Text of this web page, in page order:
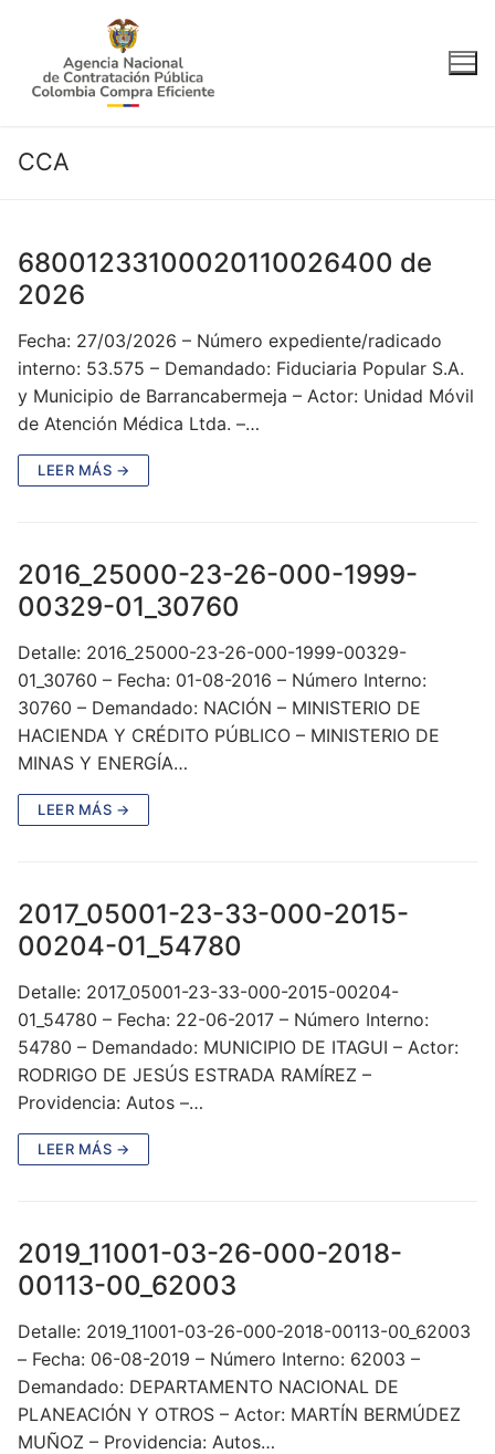
contenido
CCA
68001233100020110026400 de
2026
Fecha: 27/03/2026 – Número expediente/radicado
interno: 53.575 – Demandado: Fiduciaria Popular S.A.
y Municipio de Barrancabermeja – Actor: Unidad Móvil
de Atención Médica Ltda. –…
LEER MÁS →
2016_25000-23-26-000-1999-
00329-01_30760
Detalle: 2016_25000-23-26-000-1999-00329-
01_30760 – Fecha: 01-08-2016 – Número Interno:
30760 – Demandado: NACIÓN – MINISTERIO DE
HACIENDA Y CRÉDITO PÚBLICO – MINISTERIO DE
MINAS Y ENERGÍA…
LEER MÁS →
2017_05001-23-33-000-2015-
00204-01_54780
Detalle: 2017_05001-23-33-000-2015-00204-
01_54780 – Fecha: 22-06-2017 – Número Interno:
54780 – Demandado: MUNICIPIO DE ITAGUI – Actor:
RODRIGO DE JESÚS ESTRADA RAMÍREZ –
Providencia: Autos –…
LEER MÁS →
2019_11001-03-26-000-2018-
00113-00_62003
Detalle: 2019_11001-03-26-000-2018-00113-00_62003
– Fecha: 06-08-2019 – Número Interno: 62003 –
Demandado: DEPARTAMENTO NACIONAL DE
PLANEACIÓN Y OTROS – Actor: MARTÍN BERMÚDEZ
MUÑOZ – Providencia: Autos…